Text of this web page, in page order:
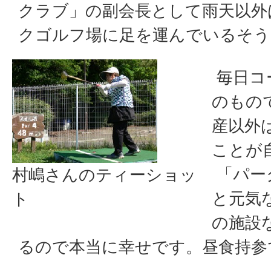
クラブ」の副会長として雨天以
クゴルフ場に足を運んでいるそ
村嶋さんのティーショッ
ト
毎日
のもの
産以外
ことが
「パ
と元気
の施設
るので本当に幸せです。昼食持